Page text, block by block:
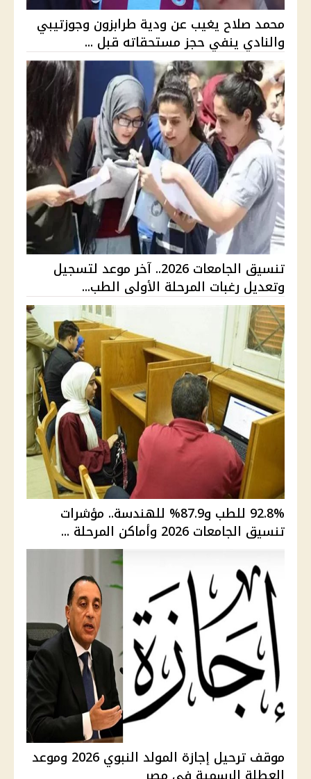
محمد صلاح يغيب عن ودية طرابزون وجوزتيبي
والنادي ينفي حجز مستحقاته قبل ...
تنسيق الجامعات 2026.. آخر موعد لتسجيل
وتعديل رغبات المرحلة الأولى الطب...
92.8% للطب و87.9% للهندسة.. مؤشرات
تنسيق الجامعات 2026 وأماكن المرحلة ...
موقف ترحيل إجازة المولد النبوي 2026 وموعد